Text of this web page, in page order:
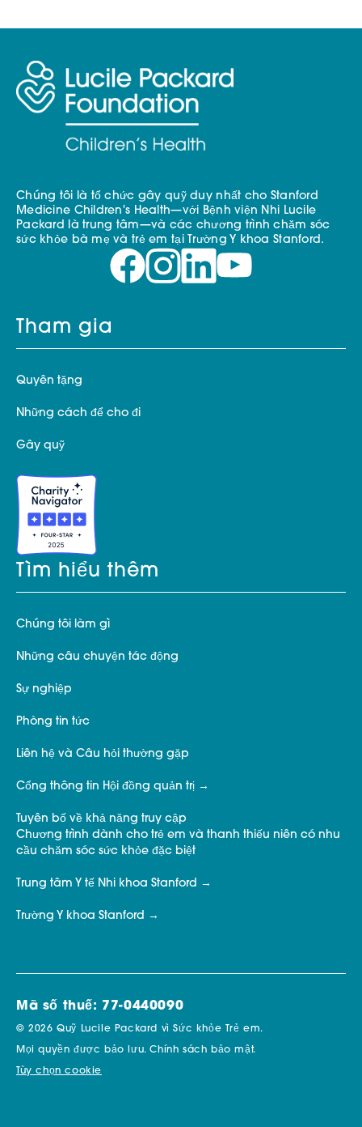
Chúng tôi là tổ chức gây quỹ duy nhất cho Stanford
Medicine Children's Health—với Bệnh viện Nhi Lucile
Packard là trung tâm—và các chương trình chăm sóc
sức khỏe bà mẹ và trẻ em tại Trường Y khoa Stanford.
Tham gia
Quyên tặng
Những cách để cho đi
Gây quỹ
Tìm hiểu thêm
Chúng tôi làm gì
Những câu chuyện tác động
Sự nghiệp
Phòng tin tức
Liên hệ và Câu hỏi thường gặp
Cổng thông tin Hội đồng quản trị
Tuyên bố về khả năng truy cập
Chương trình dành cho trẻ em và thanh thiếu niên có nhu
cầu chăm sóc sức khỏe đặc biệt
Trung tâm Y tế Nhi khoa Stanford
Trường Y khoa Stanford
Mã số thuế: 77-0440090
© 2026 Quỹ Lucile Packard vì Sức khỏe Trẻ em.
Mọi quyền được bảo lưu.Chính sách bảo mật.
Tùy chọn cookie